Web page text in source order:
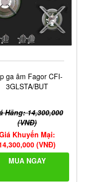
ga âm Fagor CFI-
3GLSTA/BUT
Hãng: 14,300,000
(VNĐ)
Khuyến Mại:
(VNĐ)
MUA NGAY